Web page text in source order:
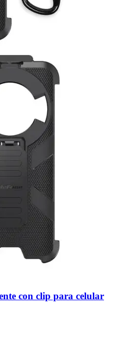
con clip para celular